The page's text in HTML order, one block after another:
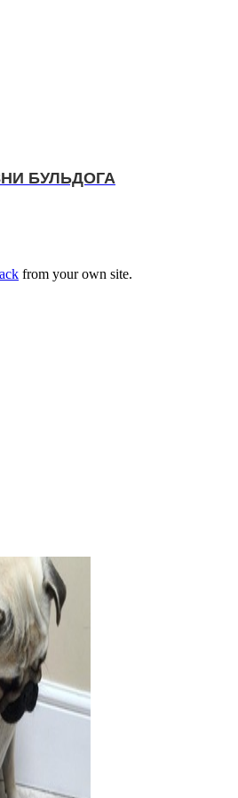
БУЛЬДОГА
from your own site.
они не перенимают, просто